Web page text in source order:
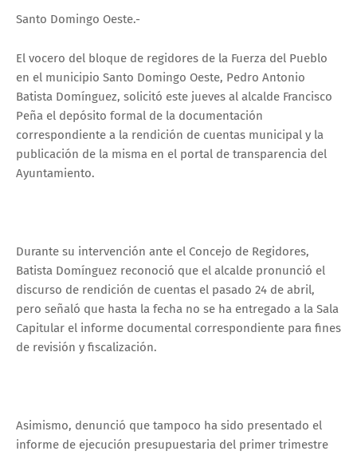
Santo Domingo Oeste.-
El vocero del bloque de regidores de la Fuerza del Pueblo
en el municipio Santo Domingo Oeste, Pedro Antonio
Batista Domínguez, solicitó este jueves al alcalde Francisco
Peña el depósito formal de la documentación
correspondiente a la rendición de cuentas municipal y la
publicación de la misma en el portal de transparencia del
Ayuntamiento.
Durante su intervención ante el Concejo de Regidores,
Batista Domínguez reconoció que el alcalde pronunció el
discurso de rendición de cuentas el pasado 24 de abril,
pero señaló que hasta la fecha no se ha entregado a la Sala
Capitular el informe documental correspondiente para fines
de revisión y fiscalización.
Asimismo, denunció que tampoco ha sido presentado el
informe de ejecución presupuestaria del primer trimestre